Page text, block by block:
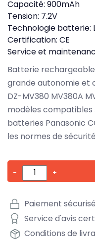
Capacité: 900mAh
Tension: 7.2V
Technologie batterie:
Certification: CE
Service et
Batterie
grande autonomie et
DZ-MV380 MV380A
modèles
batteries Panasonic
les normes de
- +
Paiement sécurisé
Service d'avis
Conditions de